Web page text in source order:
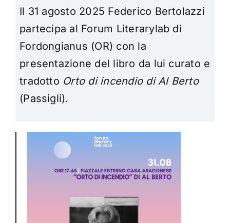
Il 31 agosto 2025 Federico Bertolazzi
partecipa al Forum Literarylab di
Fordongianus (OR) con la
presentazione del libro da lui curato e
tradotto Orto di incendio di Al Berto
(Passigli).